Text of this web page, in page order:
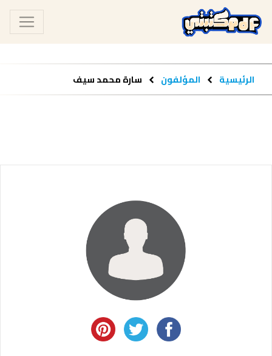
الرئيسية المؤلفون سارة محمد سيف